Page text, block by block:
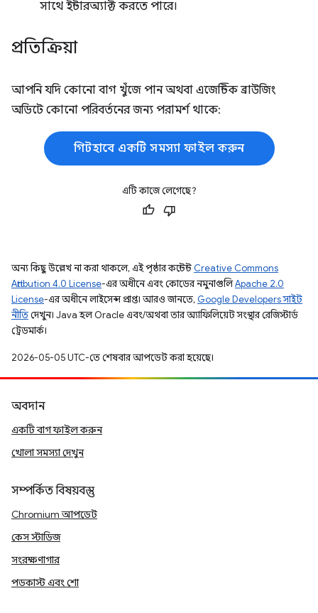
সাথে ইন্টারঅ্যাক্ট করতে পারে।
প্রতিক্রিয়া
আপনি যদি কোনো বাগ খুঁজে পান অথবা এজেন্টিক ব্রাউজিং
অডিটে কোনো পরিবর্তনের জন্য পরামর্শ থাকে:
গিটহাবে একটি সমস্যা ফাইল করুন
এটি কাজে লেগেছে?
অন্য কিছু উল্লেখ না করা থাকলে, এই পৃষ্ঠার কন্টেন্ট Creative Commons
Attribution 4.0 License-এর অধীনে এবং কোডের নমুনাগুলিApache 2.0
License-এর অধীনে লাইসেন্স প্রাপ্ত। আরও জানতে, Google Developers সাইট
নীতিদেখুন। Java হল Oracle এবং/অথবা তার অ্যাফিলিয়েট সংস্থার রেজিস্টার্ড
ট্রেডমার্ক।
2026-05-05 UTC-তে শেষবার আপডেট করা হয়েছে।
অবদান
একটি বাগ ফাইল করুন
খোলা সমস্যা দেখুন
সম্পর্কিত বিষয়বস্তু
Chromium আপডেট
কেস স্টাডিজ
সংরক্ষণাগার
পডকাস্ট এবং শো